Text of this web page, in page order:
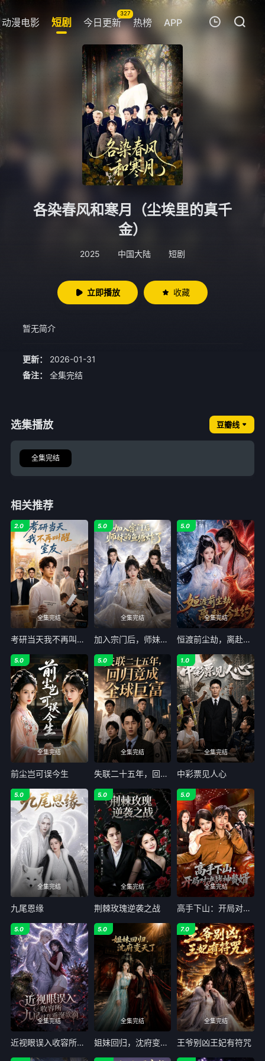
动漫电影 短剧 今日更新
327
热榜 APP
我的观影记录
暂无观看影片的记录
各染春风和寒月（尘埃里的真千
金）
2025 中国大陆 短剧
立即播放 收藏
暂无简介
更新：
2026-01-31
备注：
全集完结
选集播放 豆瓣线
全集完结
相关推荐
全集完结
2.0
考研当天我不再叫醒室友
全集完结
5.0
加入宗门后，师妹的鱼塘炸了
全集完结
5.0
恒渡前尘劫，离赴今生约
全集完结
5.0
前尘岂可误今生
全集完结
5.0
失联二十五年，回归竟成全球巨富
全集完结
1.0
中彩票见人心
全集完结
5.0
九尾恩缘
全集完结
5.0
荆棘玫瑰逆袭之战
全集完结
5.0
高手下山：开局对决战神赘婿
全集完结
5.0
近视眼误入收容所：九尾对我垂涎欲滴
全集完结
5.0
姐妹回归，沈府变天了
全集完结
7.0
王爷别凶王妃有符咒